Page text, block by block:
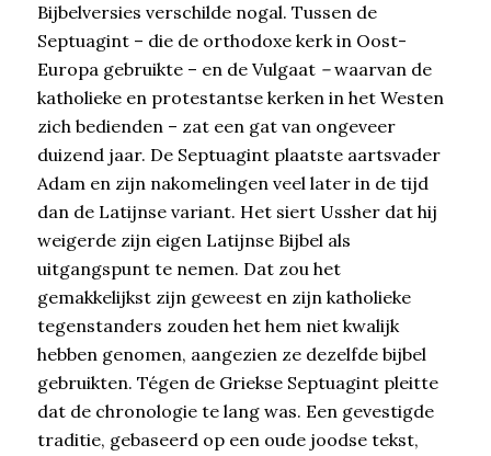
Bijbelversies verschilde nogal. Tussen de
Septuagint – die de orthodoxe kerk in Oost-
Europa gebruikte – en de Vulgaat–waarvan de
katholieke en protestantse kerken in het Westen
zich bedienden – zat een gat van ongeveer
duizend jaar. De Septuagint plaatste aartsvader
Adam en zijn nakomelingen veel later in de tijd
dan de Latijnse variant. Het siert Ussher dat hij
weigerde zijn eigen Latijnse Bijbel als
uitgangspunt te nemen. Dat zou het
gemakkelijkst zijn geweest en zijn katholieke
tegenstanders zouden het hem niet kwalijk
hebben genomen, aangezien ze dezelfde bijbel
gebruikten. Tégen de Griekse Septuagint pleitte
dat de chronologie te lang was. Een gevestigde
traditie, gebaseerd op een oude joodse tekst,